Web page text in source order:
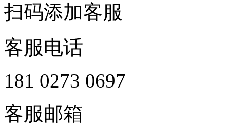
扫码添加客服
客服电话
181 0273 0697
客服邮箱